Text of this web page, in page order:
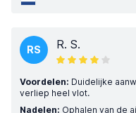
RS R. S.
Voordelen: Duidelijke
verliep heel vlot.
Nadelen: Ophalen van de